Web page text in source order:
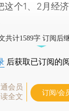
这个1、2月经
共计1589字 订阅后
后获取已订阅的
会员
全文
订阅/会